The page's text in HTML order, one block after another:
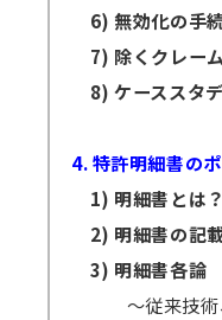
6) 無効化の手
7) 除くクレーム
8) ケーススタ
4. 特許明細書の
1) 明細書とは？
2) 明細書の記
3) 明細書各論
～従来技術、